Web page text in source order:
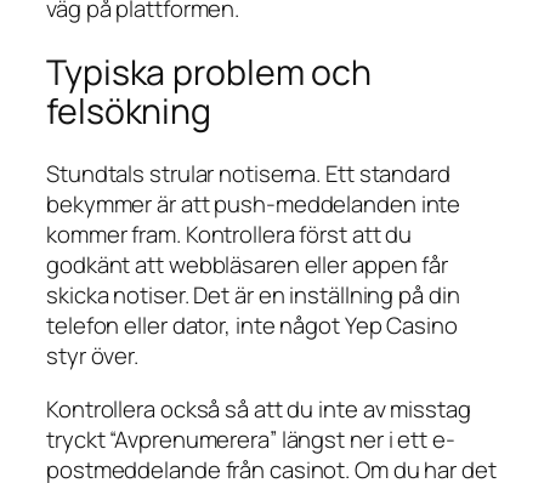
väg på plattformen.
Typiska problem och
felsökning
Stundtals strular notiserna. Ett standard
bekymmer är att push-meddelanden inte
kommer fram. Kontrollera först att du
godkänt att webbläsaren eller appen får
skicka notiser. Det är en inställning på din
telefon eller dator, inte något Yep Casino
styr över.
Kontrollera också så att du inte av misstag
tryckt “Avprenumerera” längst ner i ett e-
postmeddelande från casinot. Om du har det